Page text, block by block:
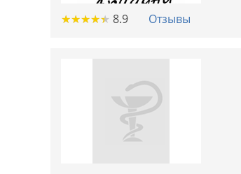
★★★★★
★★★★★ 8.9 Отзывы